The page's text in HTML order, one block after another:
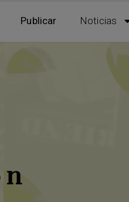
Publicar Noticias